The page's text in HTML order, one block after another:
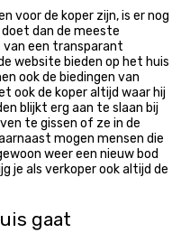
voor de koper zijn, is er nog
dan de meeste
van een transparant
website bieden op het huis
ook de biedingen van
ook de koper altijd waar hij
blijkt erg aan te slaan bij
te gissen of ze in de
mogen mensen die
weer een nieuw bod
je als verkoper ook altijd de
gaat